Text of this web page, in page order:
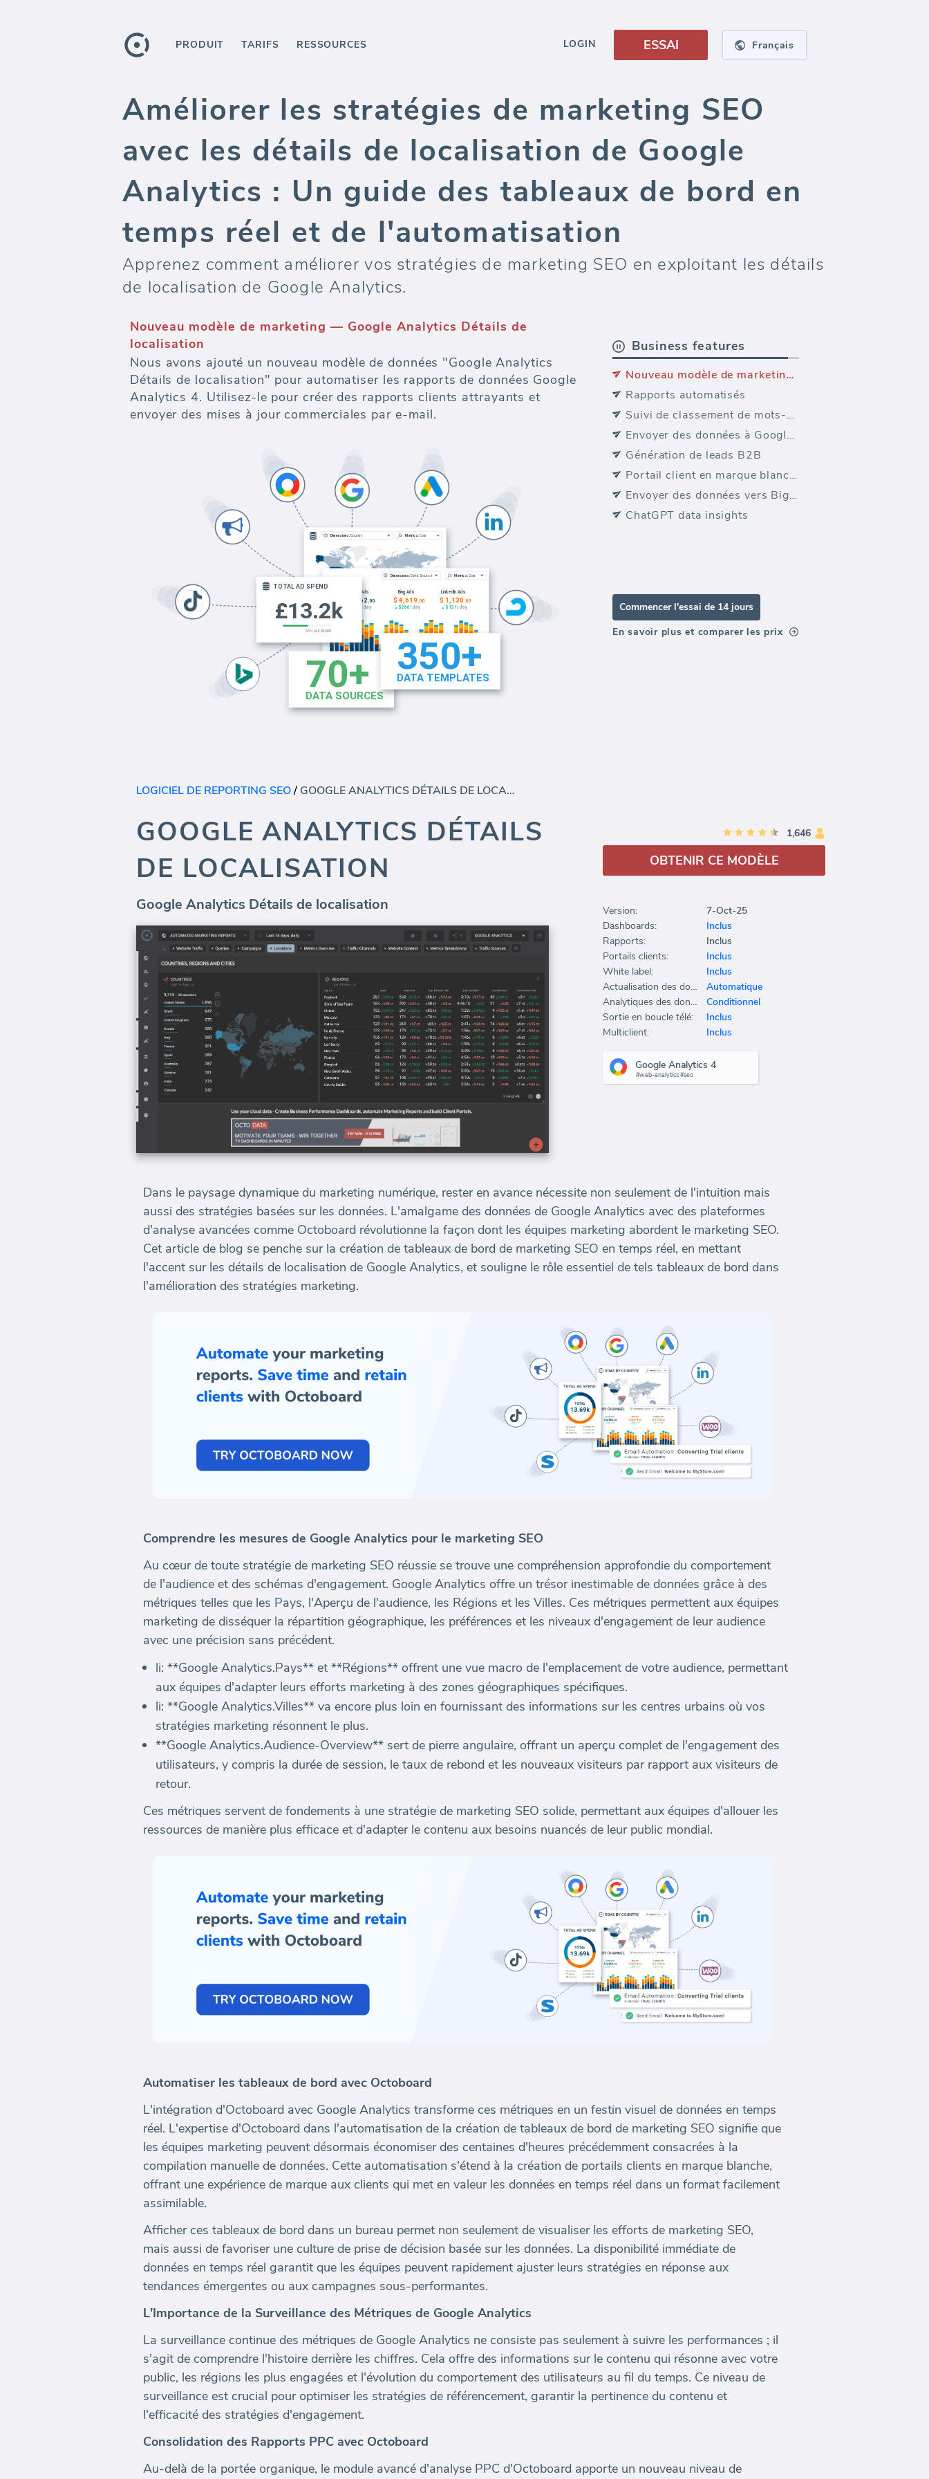
PRODUIT TARIFS RESSOURCES LOGIN ESSAI Français
Améliorer les stratégies de marketing SEO
avec les détails de localisation de Google
Analytics : Un guide des tableaux de bord en
temps réel et de l'automatisation
Apprenez comment améliorer vos stratégies de marketing SEO en exploitant les détails
de localisation de Google Analytics.
Nouveau modèle de marketing — Google Analytics Détails de
localisation
Nous avons ajouté un nouveau modèle de données "Google Analytics
Détails de localisation" pour automatiser les rapports de données Google
Analytics 4. Utilisez-le pour créer des rapports clients attrayants et
envoyer des mises à jour commerciales par e-mail.
Business features
Nouveau modèle de marketing — Google Analytics Détails de localisation
Rapports automatisés
Suivi de classement de mots-clés
Envoyer des données à Google Sheets
Génération de leads B2B
Portail client en marque blanche
Envoyer des données vers BigQuery
ChatGPT data insights
Commencer l'essai de 14 jours
En savoir plus et comparer les prix
LOGICIEL DE REPORTING SEO/ GOOGLE ANALYTICS DÉTAILS DE LOCALISATION
GOOGLE ANALYTICS DÉTAILS
DE LOCALISATION
Google Analytics Détails de localisation
Dans le paysage dynamique du marketing numérique, rester en avance nécessite non seulement de l'intuition mais
aussi des stratégies basées sur les données. L'amalgame des données de Google Analytics avec des plateformes
d'analyse avancées comme Octoboard révolutionne la façon dont les équipes marketing abordent le marketing SEO.
Cet article de blog se penche sur la création de tableaux de bord de marketing SEO en temps réel, en mettant
l'accent sur les détails de localisation de Google Analytics, et souligne le rôle essentiel de tels tableaux de bord dans
l'amélioration des stratégies marketing.
Comprendre les mesures de Google Analytics pour le marketing SEO
Au cœur de toute stratégie de marketing SEO réussie se trouve une compréhension approfondie du comportement
de l'audience et des schémas d'engagement. Google Analytics offre un trésor inestimable de données grâce à des
métriques telles que les Pays, l'Aperçu de l'audience, les Régions et les Villes. Ces métriques permettent aux équipes
marketing de disséquer la répartition géographique, les préférences et les niveaux d'engagement de leur audience
avec une précision sans précédent.
li: **Google Analytics.Pays** et **Régions** offrent une vue macro de l'emplacement de votre audience, permettant
aux équipes d'adapter leurs efforts marketing à des zones géographiques spécifiques.
li: **Google Analytics.Villes** va encore plus loin en fournissant des informations sur les centres urbains où vos
stratégies marketing résonnent le plus.
**Google Analytics.Audience-Overview** sert de pierre angulaire, offrant un aperçu complet de l'engagement des
utilisateurs, y compris la durée de session, le taux de rebond et les nouveaux visiteurs par rapport aux visiteurs de
retour.
Ces métriques servent de fondements à une stratégie de marketing SEO solide, permettant aux équipes d'allouer les
ressources de manière plus efficace et d'adapter le contenu aux besoins nuancés de leur public mondial.
Automatiser les tableaux de bord avec Octoboard
L'intégration d'Octoboard avec Google Analytics transforme ces métriques en un festin visuel de données en temps
réel. L'expertise d'Octoboard dans l'automatisation de la création de tableaux de bord de marketing SEO signifie que
les équipes marketing peuvent désormais économiser des centaines d'heures précédemment consacrées à la
compilation manuelle de données. Cette automatisation s'étend à la création de portails clients en marque blanche,
offrant une expérience de marque aux clients qui met en valeur les données en temps réel dans un format facilement
assimilable.
Afficher ces tableaux de bord dans un bureau permet non seulement de visualiser les efforts de marketing SEO,
mais aussi de favoriser une culture de prise de décision basée sur les données. La disponibilité immédiate de
données en temps réel garantit que les équipes peuvent rapidement ajuster leurs stratégies en réponse aux
tendances émergentes ou aux campagnes sous-performantes.
L'Importance de la Surveillance des Métriques de Google Analytics
La surveillance continue des métriques de Google Analytics ne consiste pas seulement à suivre les performances ; il
s'agit de comprendre l'histoire derrière les chiffres. Cela offre des informations sur le contenu qui résonne avec votre
public, les régions les plus engagées et l'évolution du comportement des utilisateurs au fil du temps. Ce niveau de
surveillance est crucial pour optimiser les stratégies de référencement, garantir la pertinence du contenu et
l'efficacité des stratégies d'engagement.
Consolidation des Rapports PPC avec Octoboard
Au-delà de la portée organique, le module avancé d'analyse PPC d'Octoboard apporte un nouveau niveau de
1,646
OBTENIR CE MODÈLE
Version:
7-Oct-25
Dashboards:
Inclus
Rapports:
Inclus
Portails clients:
Inclus
White label:
Inclus
Actualisation des données:
Automatique
Analytiques des données:
Conditionnel
Sortie en boucle télé:
Inclus
Multiclient:
Inclus
Google Analytics 4
#web-analytics #seo